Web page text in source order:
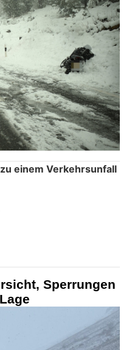
einem Verkehrsunfall
Sperrungen